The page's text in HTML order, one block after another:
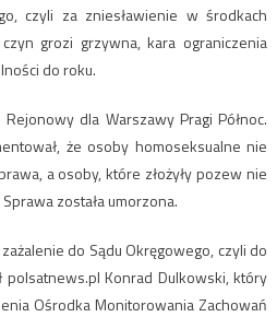
czyli za zniesławienie w środkach
grozi grzywna, kara ograniczenia
do roku.
dla Warszawy Pragi Północ.
że osoby homoseksualne nie
a osoby, które złożyły pozew nie
została umorzona.
do Sądu Okręgowego, czyli do
Konrad Dulkowski, który
Ośrodka Monitorowania Zachowań